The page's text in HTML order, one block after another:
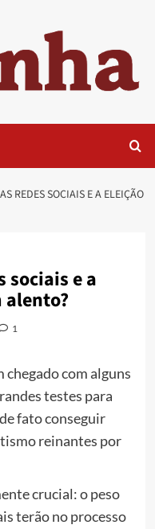
REDES SOCIAIS E A ELEIÇÃO
sociais e a
alento?
1
chegado com alguns
testes para
fato conseguir
reinantes por
crucial: o peso
terão no processo